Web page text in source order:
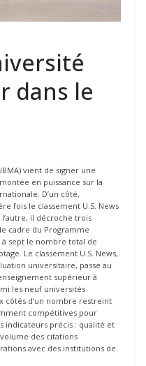
dans le
vient de signer une
en puissance sur la
D’un côté,
fois le classement U.S. News
l’autre, il décroche trois
cadre du Programme
sept le nombre total de
Le classement U.S. News,
universitaire, passe au
supérieur à
les neuf universités
côtés d’un nombre restreint
compétitives pour
indicateurs précis : qualité et
des citations
avec des institutions de